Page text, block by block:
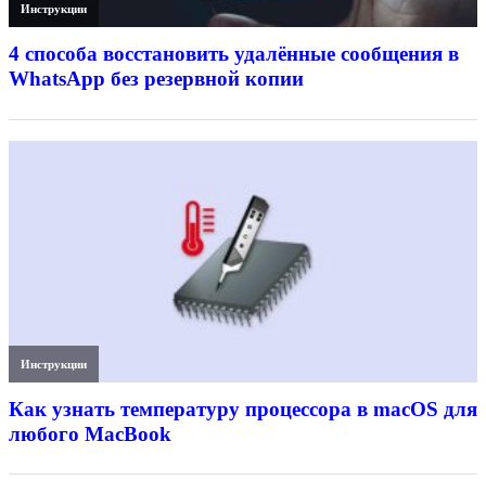
Инструкции
4 способа восстановить удалённые сообщения в
WhatsApp без резервной копии
Инструкции
Как узнать температуру процессора в macOS для
любого MacBook